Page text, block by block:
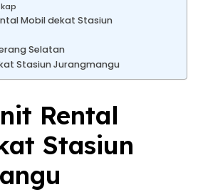
Mobil dekat Stasiun
Selatan
Stasiun Jurangmangu
Rental
Stasiun